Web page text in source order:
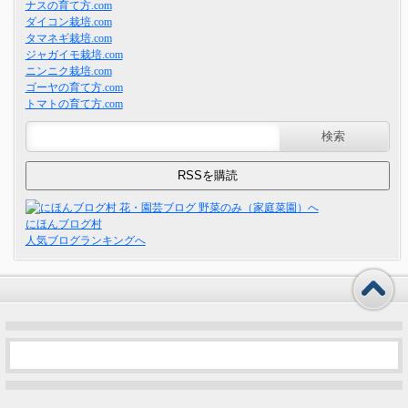
ナスの育て方.com
ダイコン栽培.com
タマネギ栽培.com
ジャガイモ栽培.com
ニンニク栽培.com
ゴーヤの育て方.com
トマトの育て方.com
にほんブログ村
人気ブログランキングへ